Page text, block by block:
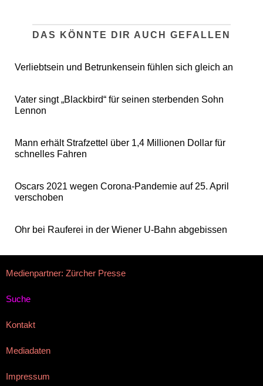
DAS KÖNNTE DIR AUCH GEFALLEN
Verliebtsein und Betrunkensein fühlen sich gleich an
Vater singt „Blackbird“ für seinen sterbenden Sohn
Lennon
Mann erhält Strafzettel über 1,4 Millionen Dollar für
schnelles Fahren
Oscars 2021 wegen Corona-Pandemie auf 25. April
verschoben
Ohr bei Rauferei in der Wiener U-Bahn abgebissen
Medienpartner: Zürcher Presse
Suche
Kontakt
Mediadaten
Impressum